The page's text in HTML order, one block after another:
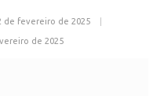
de fevereiro de 2025
de 2025